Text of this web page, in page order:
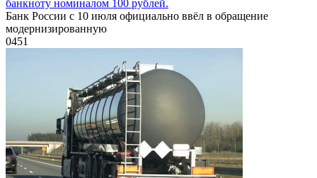
банкноту номиналом 100 рублей.
Банк России с 10 июля официально ввёл в обращение
модернизированную
0451